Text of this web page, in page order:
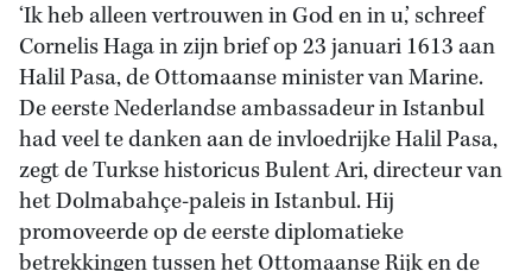
‘Ik heb alleen vertrouwen in God en in u,’ schreef
Cornelis Haga in zijn brief op 23 januari 1613 aan
Halil Pasa, de Ottomaanse minister van Marine.
De eerste Nederlandse ambassadeur in Istanbul
had veel te danken aan de invloedrijke Halil Pasa,
zegt de Turkse historicus Bulent Ari, directeur van
het Dolmabahçe-paleis in Istanbul. Hij
promoveerde op de eerste diplomatieke
betrekkingen tussen het Ottomaanse Rijk en de